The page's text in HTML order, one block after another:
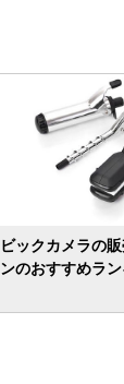
ビックカメラの
ンのおすすめラン